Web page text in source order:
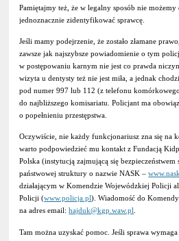
Pamiętajmy też, że w legalny sposób nie
jednoznacznie zidentyfikować sprawcę.
Jeśli mamy podejrzenie, że zostało złamane
zawsze jak najszybsze powiadomienie o tym
w postępowaniu karnym nie jest co prawda
wizyta u dentysty też nie jest miła, a jednak
pod numer 997 lub 112 (z telefonu
do najbliższego komisariatu. Policjant ma
o popełnieniu przestępstwa.
Oczywiście, nie każdy funkcjonariusz zna się na
warto podpowiedzieć mu kontakt z Fundacją
Polska (instytucją zajmującą się
państwowej struktury o nazwie NASK –
działającym w Komendzie Wojewódzkiej Policji
Policji (www.policja.pl). Wiadomość do
na adres email:hajduk@kgp.waw.pl.
Tam można uzyskać pomoc. Jeśli sprawa wymaga